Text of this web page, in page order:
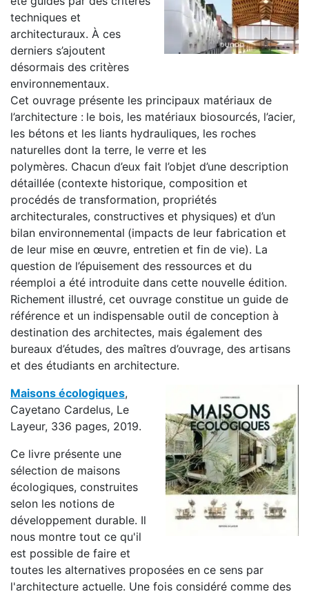
techniques et
architecturaux. À ces
derniers s’ajoutent
désormais des critères
environnementaux.
Cet ouvrage présente les principaux matériaux de
l’architecture : le bois, les matériaux biosourcés, l’acier,
les bétons et les liants hydrauliques, les roches
naturelles dont la terre, le verre et les
polymères. Chacun d’eux fait l’objet d’une description
détaillée (contexte historique, composition et
procédés de transformation, propriétés
architecturales, constructives et physiques) et d’un
bilan environnemental (impacts de leur fabrication et
de leur mise en œuvre, entretien et fin de vie). La
question de l’épuisement des ressources et du
réemploi a été introduite dans cette nouvelle édition.
Richement illustré, cet ouvrage constitue un guide de
référence et un indispensable outil de conception à
destination des architectes, mais également des
bureaux d’études, des maîtres d’ouvrage, des artisans
et des étudiants en architecture.
Maisons écologiques,
Cayetano Cardelus, Le
Layeur, 336 pages, 2019.
Ce livre présente une
sélection de maisons
écologiques, construites
selon les notions de
développement durable. Il
nous montre tout ce qu'il
est possible de faire et
toutes les alternatives proposées en ce sens par
l'architecture actuelle. Une fois considéré comme des